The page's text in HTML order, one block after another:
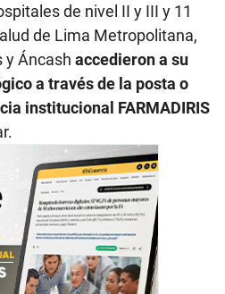
de nivel II y III y 11
de Lima Metropolitana,
y Áncash accedieron a su
a través de la posta o
institucional FARMADIRIS